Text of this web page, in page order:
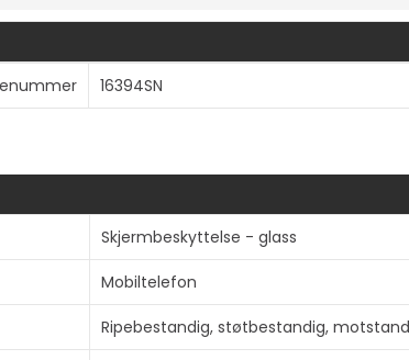
16394SN
Skjermbeskyttelse - glass
Mobiltelefon
Ripebestandig, støtbestandig,